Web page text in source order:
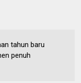
tahun baru
penuh